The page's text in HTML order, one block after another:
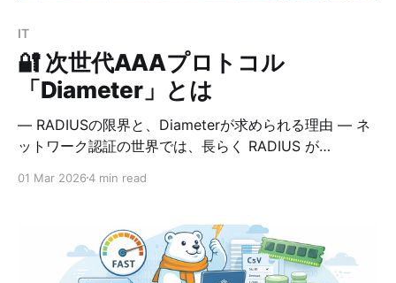
IT
🔐 次世代AAAプロトコル
「Diameter」とは
― RADIUSの限界と、Diameterが求められる理由 ― ネ
ットワーク認証の世界では、長らく RADIUS が
の中心的役割を果たしてきました。しかし近年、モバイ
ードの網では、RADIUS では対応しきれない要求が増え
ています。 そこで登場したのが Diameter（ダイアメー
タ）。 その名の通り「RADIUS（半径）を2倍にした＝
01 Mar 20264 min read